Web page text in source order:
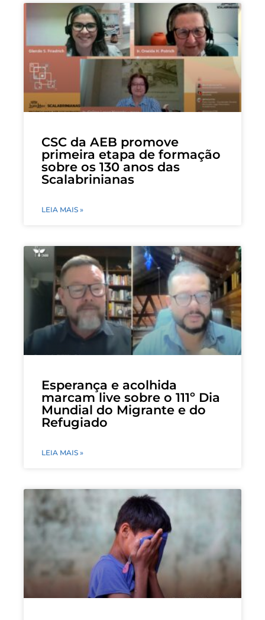
CSC da AEB promove
primeira etapa de formação
sobre os 130 anos das
Scalabrinianas
LEIA MAIS »
Esperança e acolhida
marcam live sobre o 111º Dia
Mundial do Migrante e do
Refugiado
LEIA MAIS »